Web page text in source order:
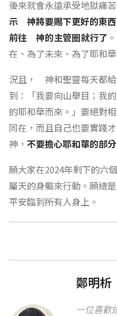
後來就會永遠承受地獄痛
示 神將要賜下更好的東西
前往 神的主管圈就行了
在、為了未來、為了耶和
況且， 神和聖靈每天都
到：「我要向山舉目；我
的耶和華而來。」要絕對
同在，而且自己也要實踐
神， 不要擔心耶和華的部
願大家在2024年剩下的六
屬天的身軀來行動。願總
平安臨到所有人身上。
鄭明析
一位喜歡